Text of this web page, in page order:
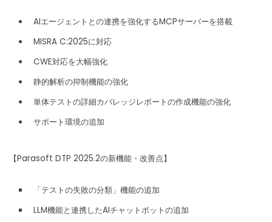
AIエージェントとの連携を強化するMCPサーバーを搭載
MISRA C:2025に対応
CWE対応を大幅強化
静的解析の抑制機能の強化
単体テストの詳細カバレッジレポートの作成機能の強化
サポート環境の追加
【Parasoft DTP 2025.2の新機能・改善点】
「テストの失敗の分類」機能の追加
LLM機能と連携したAIチャットボットの追加